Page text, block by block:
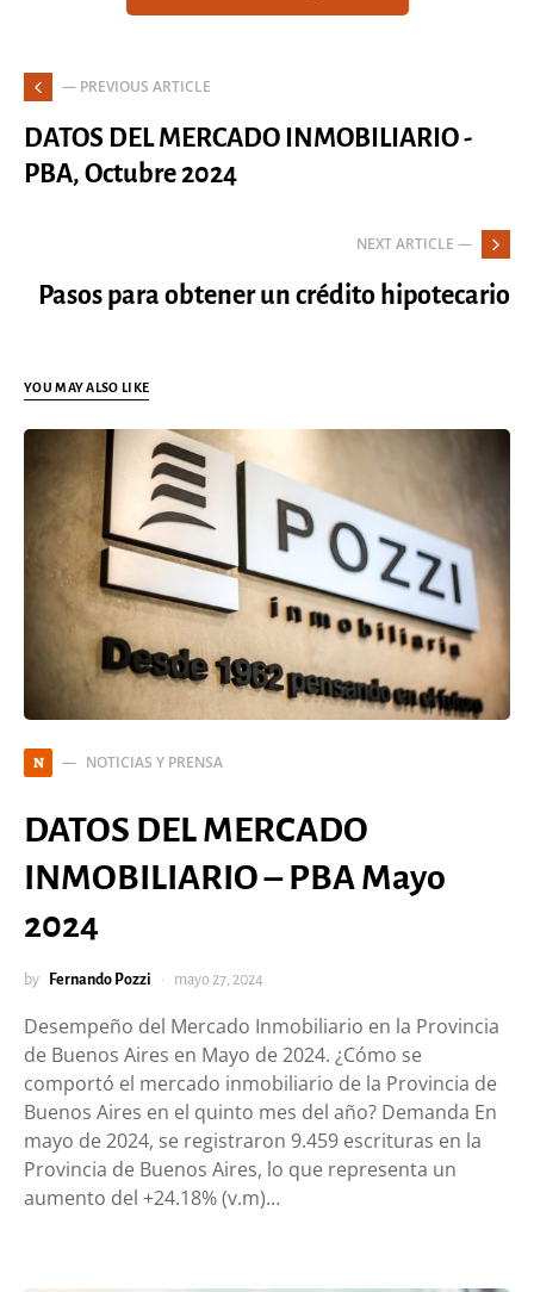
— PREVIOUS ARTICLE
DATOS DEL MERCADO INMOBILIARIO -
PBA, Octubre 2024
NEXT ARTICLE —
Pasos para obtener un crédito hipotecario
YOU MAY ALSO LIKE
N NOTICIAS Y PRENSA
DATOS DEL MERCADO
INMOBILIARIO – PBA Mayo
2024
by Fernando Pozzi mayo 27, 2024
Desempeño del Mercado Inmobiliario en la Provincia
de Buenos Aires en Mayo de 2024. ¿Cómo se
comportó el mercado inmobiliario de la Provincia de
Buenos Aires en el quinto mes del año? Demanda En
mayo de 2024, se registraron 9.459 escrituras en la
Provincia de Buenos Aires, lo que representa un
aumento del +24.18% (v.m)…